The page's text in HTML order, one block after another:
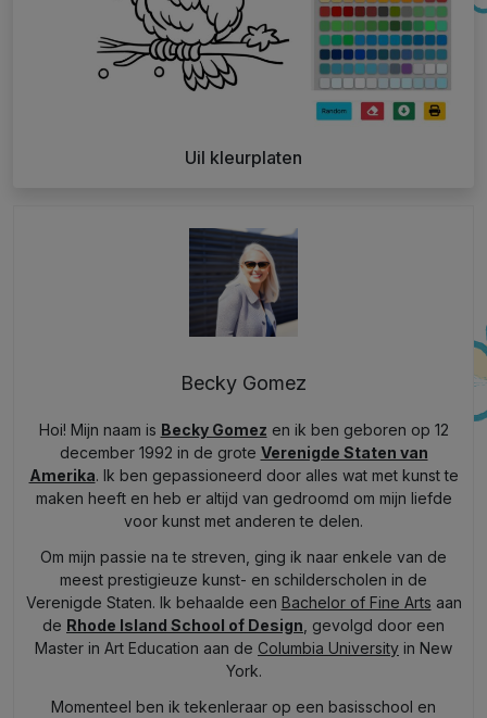
Uil kleurplaten
Becky Gomez
Hoi! Mijn naam is Becky Gomez en ik ben geboren op 12
december 1992 in de grote Verenigde Staten van
Amerika. Ik ben gepassioneerd door alles wat met kunst te
maken heeft en heb er altijd van gedroomd om mijn liefde
voor kunst met anderen te delen.
Om mijn passie na te streven, ging ik naar enkele van de
meest prestigieuze kunst- en schilderscholen in de
Verenigde Staten. Ik behaalde een Bachelor of Fine Arts aan
de Rhode Island School of Design , gevolgd door een
Master in Art Education aan de Columbia University in New
York.
Momenteel ben ik tekenleraar op een basisschool en